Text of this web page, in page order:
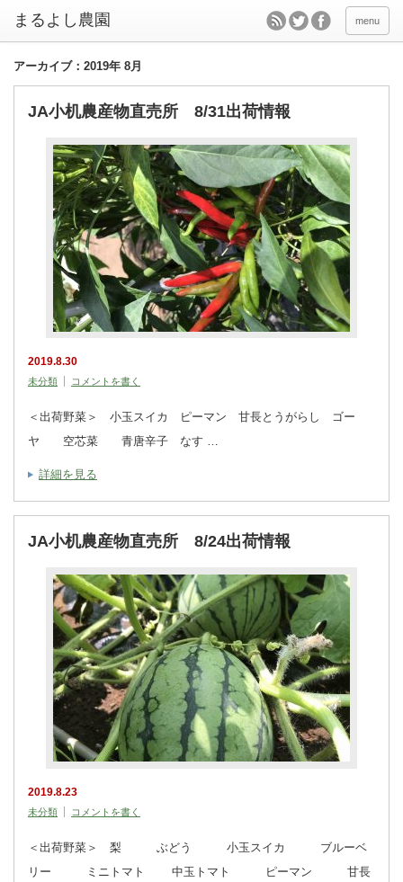
menu
アーカイブ：2019年 8月
JA小机農産物直売所 8/31出荷情報
2019.8.30
未分類 コメントを書く
＜出荷野菜＞ 小玉スイカ ピーマン 甘長とうがらし ゴー
ヤ 空芯菜 青唐辛子 なす …
詳細を見る
JA小机農産物直売所 8/24出荷情報
2019.8.23
未分類 コメントを書く
＜出荷野菜＞ 梨 ぶどう 小玉スイカ ブルーベ
リー ミニトマト 中玉トマト ピーマン 甘長